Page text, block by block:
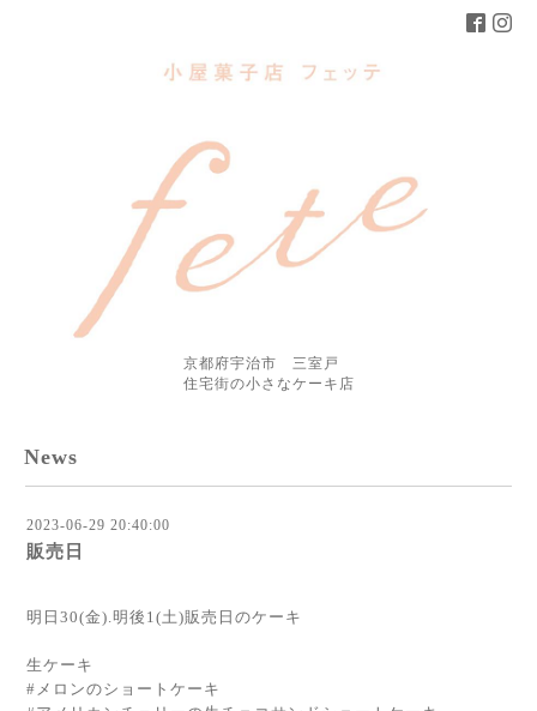
京都府宇治市 三室戸
住宅街の小さなケーキ店
News
2023-06-29 20:40:00
販売日
明日30(金).明後1(土)販売日のケーキ
生ケーキ
#メロンのショートケーキ